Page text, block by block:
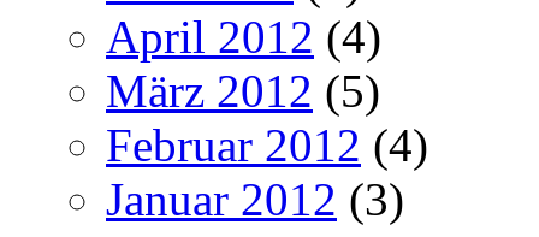
April 2012 (4)
März 2012 (5)
Februar 2012 (4)
Januar 2012 (3)